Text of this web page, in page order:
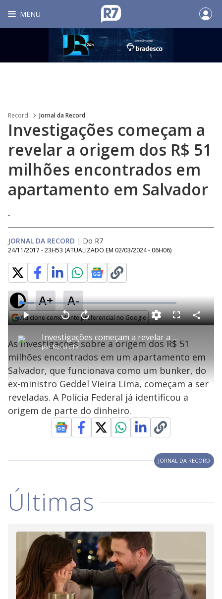
MENU
Record Jornal da Record
Investigações começam a
revelar a origem dos R$ 51
milhões encontrados em
apartamento em Salvador
.
JORNAL DA RECORD | Do R7
24/11/2017 - 23H53 (ATUALIZADO EM 02/03/2024 - 06H06)
A+ A-
Adicione como fonte preferencial no Google
P
l
a
y
V
e
o
Investigações começam a revelar a origem dos R$ 51 milhões encontrados em apartamento em Salvador
porRecordTV
P V
l
t
a
r
0
n
d
s
A
a
n
ç
a
1
s
e
u
n
d
o
s
L
o
a
d
e
.
6
4
%
F
l
e
n
C
o
i
l
h
a
As investigações sobre a origem dos R$ 51
milhões encontrados em um apartamento em
Salvador, que funcionava como um bunker, do
ex-ministro Geddel Vieira Lima, começam a ser
reveladas. A Polícia Federal já identificou a
origem de parte do dinheiro.
JORNAL DA RECORD
Últimas